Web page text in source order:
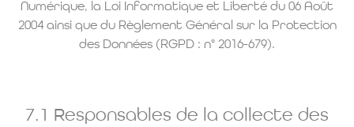
Numérique, la Loi Informatique et Liberté du 06 Août
2004 ainsi que du Règlement Général sur la Protection
des Données (RGPD : n° 2016-679).
7.1 Responsables de la collecte des